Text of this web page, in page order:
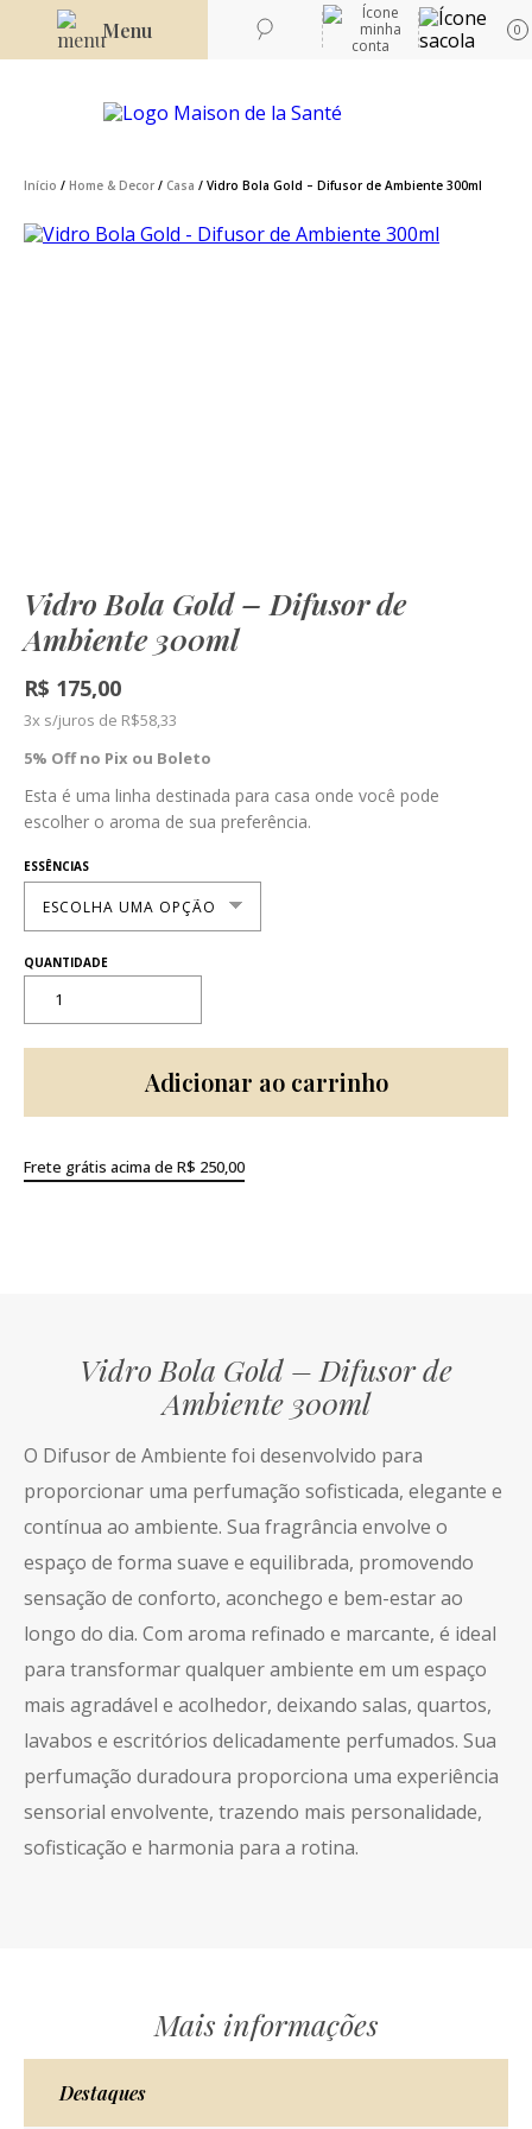
Menu 0
Início / Home & Decor / Casa / Vidro Bola Gold – Difusor de Ambiente 300ml
Vidro Bola Gold – Difusor de
Ambiente 300ml
R$ 175,00
3x s/juros de R$58,33
5% Off no Pix ou Boleto
Esta é uma linha destinada para casa onde você pode
escolher o aroma de sua preferência.
ESSÊNCIAS
Adicionar ao carrinho
Frete grátis acima de R$ 250,00
Vidro Bola Gold – Difusor de
Ambiente 300ml
O Difusor de Ambiente foi desenvolvido para
proporcionar uma perfumação sofisticada, elegante e
contínua ao ambiente. Sua fragrância envolve o
espaço de forma suave e equilibrada, promovendo
sensação de conforto, aconchego e bem-estar ao
longo do dia. Com aroma refinado e marcante, é ideal
para transformar qualquer ambiente em um espaço
mais agradável e acolhedor, deixando salas, quartos,
lavabos e escritórios delicadamente perfumados. Sua
perfumação duradoura proporciona uma experiência
sensorial envolvente, trazendo mais personalidade,
sofisticação e harmonia para a rotina.
Mais informações
Destaques